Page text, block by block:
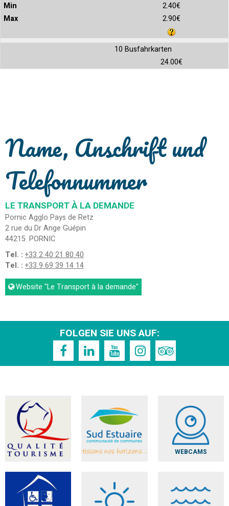
2.40€
2.90€
10 Busfahrkarten
24.00€
Name, Anschrift und
Telefonnummer
LE TRANSPORT À LA DEMANDE
Pornic Agglo Pays de Retz
2 rue du Dr Ange Guépin
44215 PORNIC
Tel. : +33 2 40 21 80 40
Tel. : +33 9 69 39 14 14
Website "Le Transport à la demande"
FOLGEN SIE UNS AUF:
WEBCAMS